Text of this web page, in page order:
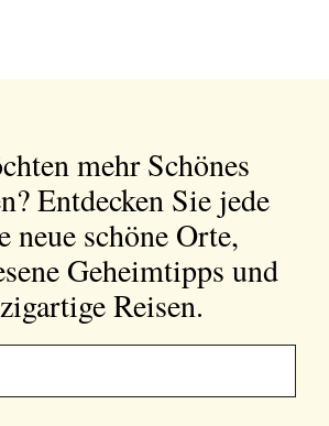
mehr Schönes
Entdecken Sie jede
neue schöne Orte,
Geheimtipps und
Reisen.